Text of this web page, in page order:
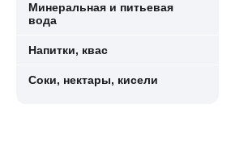
Минеральная и питьевая
вода
Напитки, квас
Соки, нектары, кисели